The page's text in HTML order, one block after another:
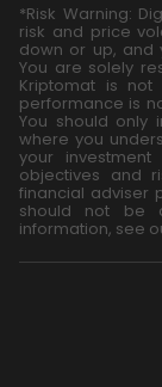
*Risk Warning:
risk and price
down or up, and
You are solely
Kriptomat is
performance is
You should only
where you
your investment
objectives and
financial adviser
should not be
information, see